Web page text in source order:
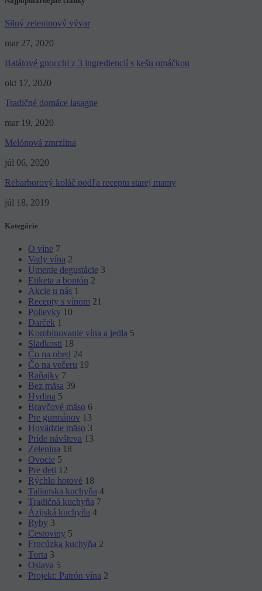
Silný zeleninový vývar
mar 27, 2020
Batátové gnocchi z 3 ingrediencií s kešu omáčkou
okt 17, 2020
Tradičné domáce lasagne
mar 19, 2020
Melónová zmrzlina
júl 06, 2020
Rebarborový koláč podľa receptu starej mamy
júl 18, 2019
Kategórie
O víne 7
Vady vína 2
Umenie degustácie 3
Etiketa a bontón 2
Akcie u nás 1
Recepty s vínom 21
Polievky 10
Darček 1
Kombinovanie vína a jedla 5
Sladkosti 18
Čo na obed 24
Čo na večeru 19
Raňajky 7
Bez mäsa 39
Hydina 5
Bravčové mäso 6
Pre gurmánov 13
Hovädzie mäso 3
Príde návšteva 13
Zelenina 18
Ovocie 5
Pre deti 12
Rýchlo hotové 18
Talianska kuchyňa 4
Tradičná kuchyňa 7
Ázijská kuchyňa 4
Ryby 3
Cestoviny 5
Frncúzka kuchyňa 2
Torta 3
Oslava 5
Projekt: Patrón vína 2